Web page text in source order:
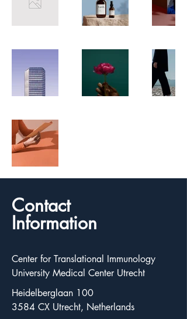
Contact
Information
Center for Translational Immunology
University Medical Center Utrecht
Heidelberglaan 100
3584 CX Utrecht, Netherlands